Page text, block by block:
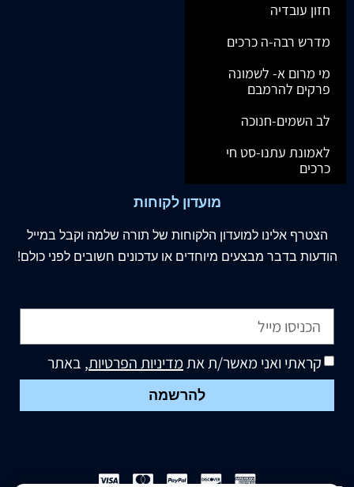
חזון עובדיה
מדרש רבה-ה כרכים
מי מרום א- לשמונה
פרקים להרמבם
לב השמים-חנוכה
לאמונת עתנו-סט חי
כרכים
מועדון לקוחות
הצטרף אלינו למועדון הלקוחות של תורה שלמה וקבל במייל
הודעות בדבר מבצעים מיוחדים או עדכונים חשובים לפני כולם!
קראתי ואני מאשר/ת אתמדיניות הפרטיות, באתר
להרשמה